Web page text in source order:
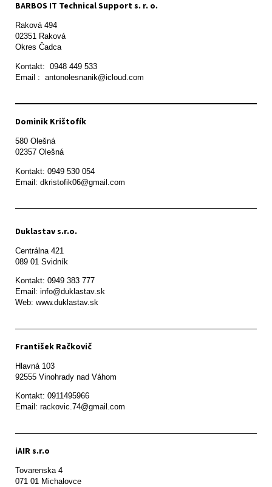
BARBOS IT Technical Support s. r. o.
Raková 494
02351 Raková
Okres Čadca
Kontakt:  0948 449 533
Email :  antonolesnanik@icloud.com
Dominik Krištofík
580 Olešná
Kontakt: 0949 530 054
Email: dkristofik06@gmail.com
Duklastav s.r.o.
Centrálna 421
089 01 Svidník
Kontakt: 0949 383 777
Email: info@duklastav.sk
Web: www.duklastav.sk
František Račkovič
Hlavná 103
92555 Vinohrady nad Váhom
Kontakt: 0911495966
Email: rackovic.74@gmail.com
iAIR s.r.o
Tovarenska 4
071 01 Michalovce